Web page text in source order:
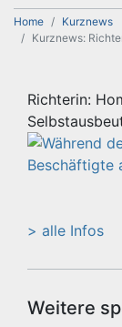
Home
Kurznews
Kurznews:
Richterin:
> alle Infos
Weitere